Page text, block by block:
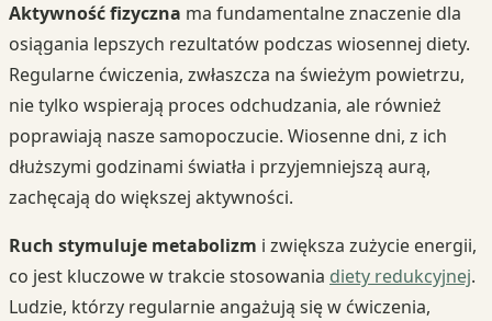
Aktywność fizyczna ma fundamentalne znaczenie dla
osiągania lepszych rezultatów podczas wiosennej diety.
Regularne ćwiczenia, zwłaszcza na świeżym powietrzu,
nie tylko wspierają proces odchudzania, ale również
poprawiają nasze samopoczucie. Wiosenne dni, z ich
dłuższymi godzinami światła i przyjemniejszą aurą,
zachęcają do większej aktywności.
Ruch stymuluje metabolizm i zwiększa zużycie energii,
co jest kluczowe w trakcie stosowania diety redukcyjnej.
Ludzie, którzy regularnie angażują się w ćwiczenia,